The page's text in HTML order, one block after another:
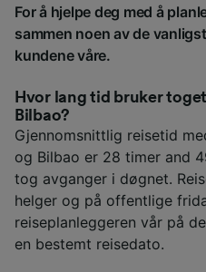
For å hjelpe deg med å
sammen noen av de
kundene våre.
Hvor lang tid bruker
Bilbao?
Gjennomsnittlig reisetid
og Bilbao er 28 timer and
tog avganger i døgnet.
helger og på offentlige
reiseplanleggeren vår på
en bestemt reisedato.